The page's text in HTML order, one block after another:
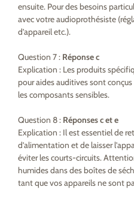
ensuite. Pour des besoins
avec votre audioprothésiste
d’appareil etc.).
Question 7 : Réponse c
Explication : Les produits
pour aides auditives sont
les composants sensibles.
Question 8 : Réponses c et e
Explication : Il est essentiel de
d’alimentation et de laisser
éviter les courts-circuits.
humides dans des boîtes de
tant que vos appareils ne sont